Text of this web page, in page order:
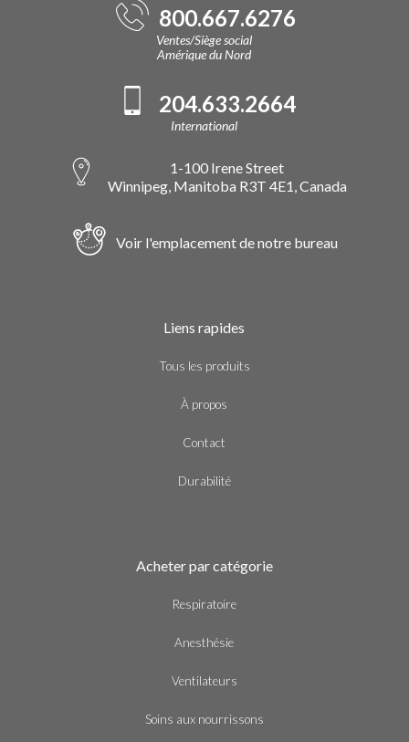
800.667.6276
Ventes/Siège social
Amérique du Nord
204.633.2664
International
1-100 Irene Street
Winnipeg, Manitoba R3T 4E1, Canada
Voir l'emplacement de notre bureau
Liens rapides
Tous les produits
À propos
Contact
Durabilité
Acheter par catégorie
Respiratoire
Anesthésie
Ventilateurs
Soins aux nourrissons